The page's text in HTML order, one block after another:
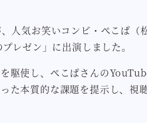
気お笑いコンビ・ぺこぱ（
レゼン」に出演しました。
使し、ぺこぱさんの
た本質的な課題を提示し、視